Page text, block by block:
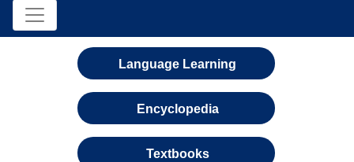
Language Learning
Encyclopedia
Textbooks